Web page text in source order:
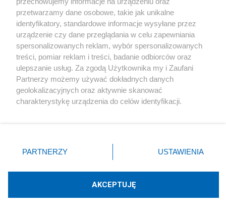
Sport
Społeczeństwo
Kultura
Web Content Media sp. z o. o. © 2022
Praca Reklama
przetwarzamy dane osobowe, takie jak unikalne
identyfikatory, standardowe informacje wysyłane przez
urządzenie czy dane przeglądania w celu zapewniania
spersonalizowanych reklam, wybór spersonalizowanych
treści, pomiar reklam i treści, badanie odbiorców oraz
ulepszanie usług. Za zgodą Użytkownika my i Zaufani
Partnerzy możemy używać dokładnych danych
geolokalizacyjnych oraz aktywnie skanować
charakterystykę urządzenia do celów identyfikacji.
zmienić/wycofać klikając przycisk ustawień prywatności
znajdujący się w lewym dolnym rogu strony
rodzaje przetwarzania danych nie wymagają zgody
użytkownika, ale masz prawo sprzeciwić się takiemu
PARTNERZY USTAWIENIA
AKCEPTUJĘ